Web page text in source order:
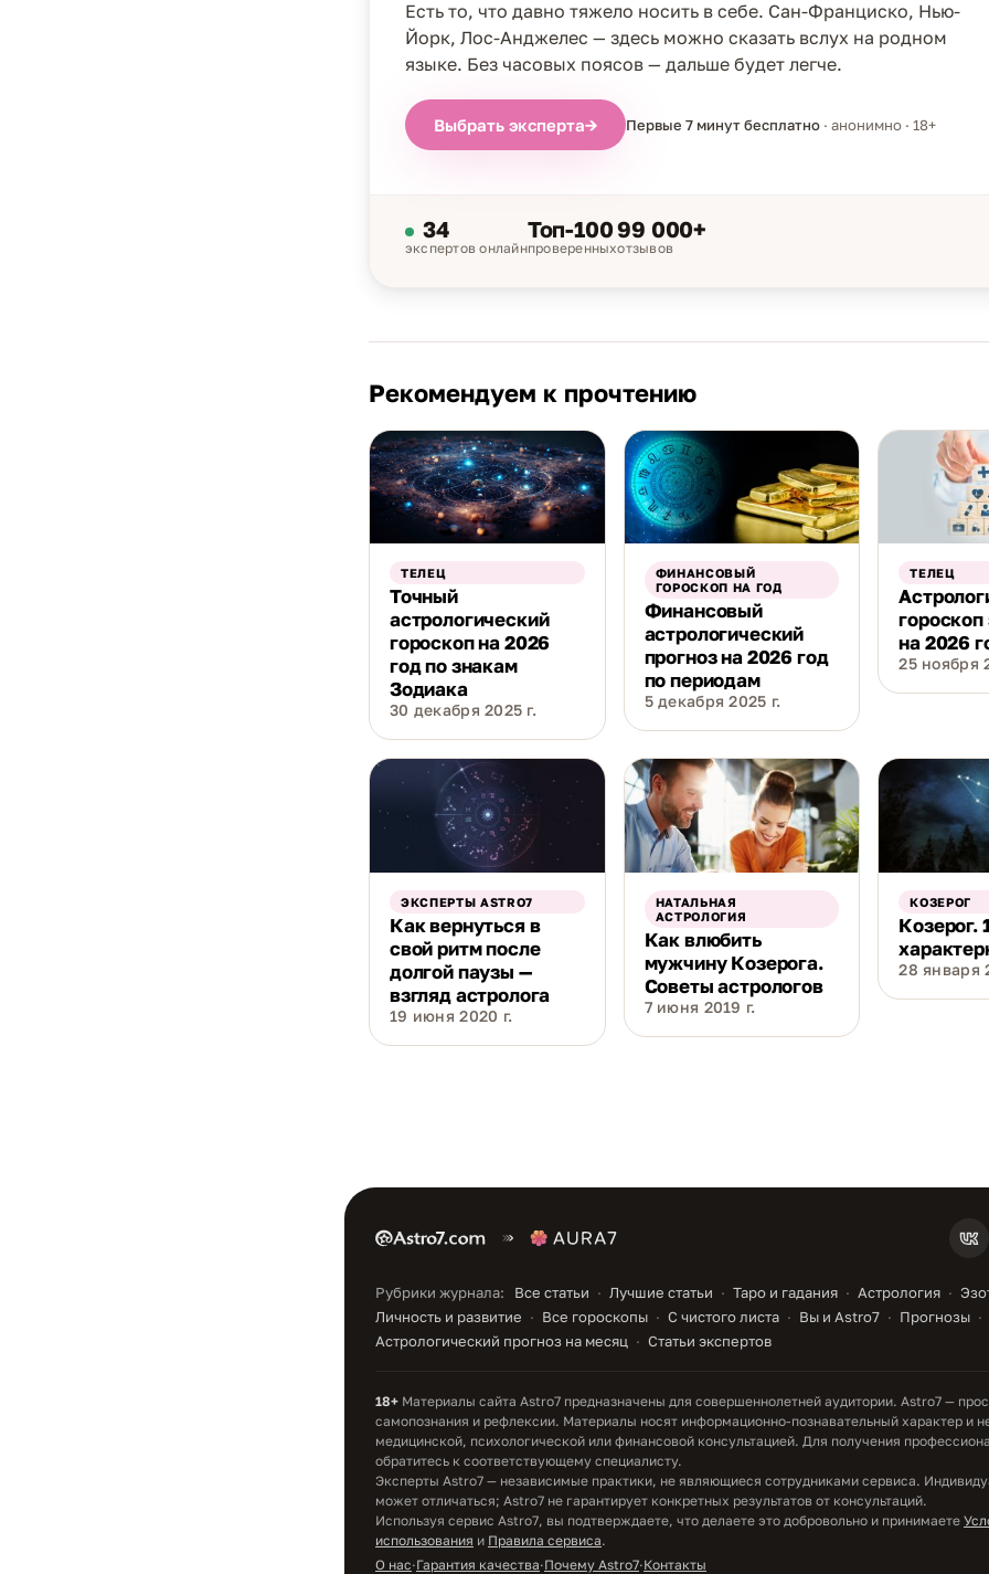
Есть то, что давно тяжело носить в себе. Сан-Франциско, Нью-
Йорк, Лос-Анджелес — здесь можно сказать вслух на родном
языке. Без часовых поясов — дальше будет легче.
Выбрать эксперта→ Первые 7 минут бесплатно · анонимно · 18+
34
экспертов онлайн
Топ-100
проверенных
99 000+
отзывов
Рекомендуем к прочтению
ТЕЛЕЦ
Точный
астрологический
гороскоп на 2026
год по знакам
Зодиака
30 декабря 2025 г.
ФИНАНСОВЫЙ
ГОРОСКОП НА ГОД
Финансовый
астрологический
прогноз на 2026 год
по периодам
5 декабря 2025 г.
ТЕЛЕЦ
на 2026
25 ноября
ЭКСПЕРТЫ ASTRO7
Как вернуться в
свой ритм после
долгой паузы —
взгляд астролога
19 июня 2020 г.
НАТАЛЬНАЯ
АСТРОЛОГИЯ
Как влюбить
мужчину Козерога.
Советы астрологов
7 июня 2019 г.
КОЗЕРОГ
Козерог.
28 января
Рубрики журнала: Все статьи Лучшие статьи Таро и гадания Астрология
Личность и развитие
Все гороскопы С чистого листа Вы и Astro7 Прогнозы
Астрологический прогноз на месяц
Статьи экспертов
18+ Материалы сайта Astro7 предназначены для совершеннолетней аудитории. Astro7 —
самопознания и рефлексии. Материалы носят информационно-познавательный характер и
медицинской, психологической или финансовой консультацией. Для получения
обратитесь к соответствующему специалисту.
Эксперты Astro7 — независимые практики, не являющиеся сотрудниками сервиса.
может отличаться; Astro7 не гарантирует конкретных результатов от консультаций.
Используя сервис Astro7, вы подтверждаете, что делаете это добровольно и принимаете
использования и Правила сервиса.
О нас·Гарантия качества·Почему Astro7·Контакты